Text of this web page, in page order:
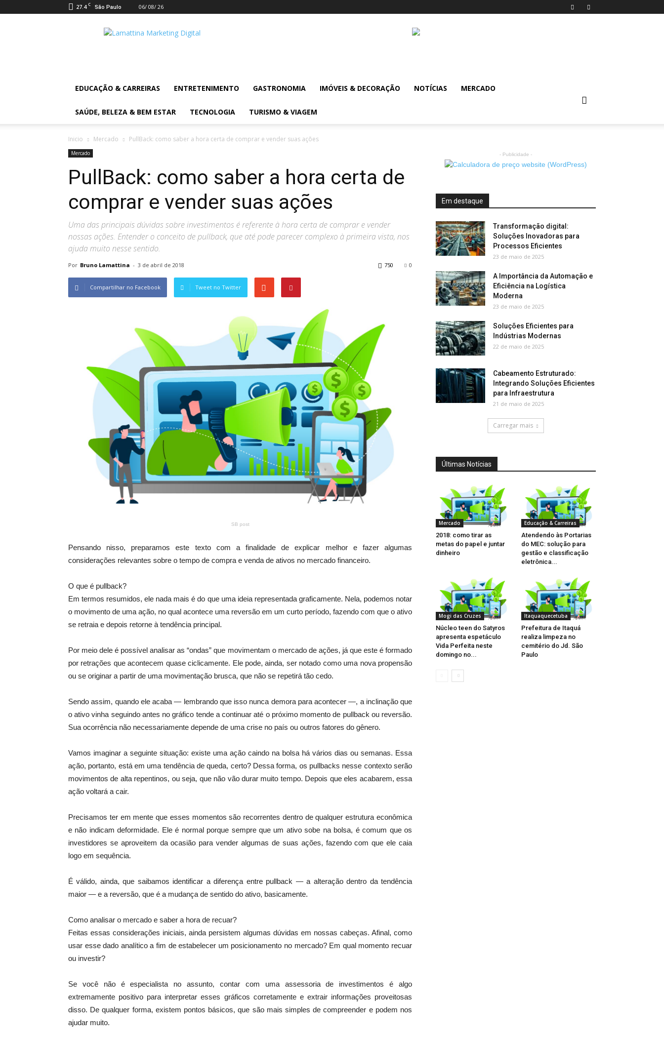
27.4 C São Paulo 06/ 08/ 26
Lamattina
EDUCAÇÃO & CARREIRAS ENTRETENIMENTO GASTRONOMIA IMÓVEIS & DECORAÇÃO NOTÍCIAS MERCADO
SAÚDE, BELEZA & BEM ESTAR TECNOLOGIA TURISMO & VIAGEM
Inicio Mercado PullBack: como saber a hora certa de comprar e vender suas ações
Mercado
PullBack: como saber a hora certa de
comprar e vender suas ações
Uma das principais dúvidas sobre investimentos é referente à hora certa de comprar e vender
nossas ações. Entender o conceito de pullback, que até pode parecer complexo à primeira vista, nos
ajuda muito nesse sentido.
Por Bruno Lamattina - 3 de abril de 2018 0
750
Compartilhar no Facebook Tweet no Twitter
SB post
Pensando nisso, preparamos este texto com a finalidade de explicar melhor e fazer algumas
considerações relevantes sobre o tempo de compra e venda de ativos no mercado financeiro.
O que é pullback?
Em termos resumidos, ele nada mais é do que uma ideia representada graficamente. Nela, podemos notar
o movimento de uma ação, no qual acontece uma reversão em um curto período, fazendo com que o ativo
se retraia e depois retorne à tendência principal.
Por meio dele é possível analisar as “ondas” que movimentam o mercado de ações, já que este é formado
por retrações que acontecem quase ciclicamente. Ele pode, ainda, ser notado como uma nova propensão
ou se originar a partir de uma movimentação brusca, que não se repetirá tão cedo.
Sendo assim, quando ele acaba — lembrando que isso nunca demora para acontecer —, a inclinação que
o ativo vinha seguindo antes no gráfico tende a continuar até o próximo momento de pullback ou reversão.
Sua ocorrência não necessariamente depende de uma crise no país ou outros fatores do gênero.
Vamos imaginar a seguinte situação: existe uma ação caindo na bolsa há vários dias ou semanas. Essa
ação, portanto, está em uma tendência de queda, certo? Dessa forma, os pullbacks nesse contexto serão
movimentos de alta repentinos, ou seja, que não vão durar muito tempo. Depois que eles acabarem, essa
ação voltará a cair.
Precisamos ter em mente que esses momentos são recorrentes dentro de qualquer estrutura econômica
e não indicam deformidade. Ele é normal porque sempre que um ativo sobe na bolsa, é comum que os
investidores se aproveitem da ocasião para vender algumas de suas ações, fazendo com que ele caia
logo em sequência.
É válido, ainda, que saibamos identificar a diferença entre pullback — a alteração dentro da tendência
maior — e a reversão, que é a mudança de sentido do ativo, basicamente.
Como analisar o mercado e saber a hora de recuar?
Feitas essas considerações iniciais, ainda persistem algumas dúvidas em nossas cabeças. Afinal, como
usar esse dado analítico a fim de estabelecer um posicionamento no mercado? Em qual momento recuar
ou investir?
Se você não é especialista no assunto, contar com uma assessoria de investimentos é algo
extremamente positivo para interpretar esses gráficos corretamente e extrair informações proveitosas
disso. De qualquer forma, existem pontos básicos, que são mais simples de compreender e podem nos
ajudar muito.
- Publicidade -
Em destaque
Transformação digital:
Soluções Inovadoras para
Processos Eficientes
23 de maio de 2025
A Importância da Automação e
Eficiência na Logística
Moderna
23 de maio de 2025
Soluções Eficientes para
Indústrias Modernas
22 de maio de 2025
Cabeamento Estruturado:
Integrando Soluções Eficientes
para Infraestrutura
21 de maio de 2025
Carregar mais
Últimas Notícias
Mercado
2018: como tirar as
metas do papel e juntar
dinheiro
Educação & Carreiras
Atendendo às Portarias
do MEC: solução para
gestão e classificação
eletrônica...
Mogi das Cruzes
Núcleo teen do Satyros
apresenta espetáculo
Vida Perfeita neste
domingo no...
Itaquaquecetuba
Prefeitura de Itaquá
realiza limpeza no
cemitério do Jd. São
Paulo